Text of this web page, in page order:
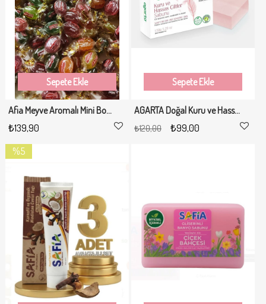
Afia Meyve Aromalı Mini Bonbon Şeker 500gr
₺139,90
Sepete Ekle
AGARTA Doğal Kuru ve Hassas Ciltler İçin Sabun - 150 Gr.
₺99,00
₺120,00
Sepete Ekle
%5
%5İndirim